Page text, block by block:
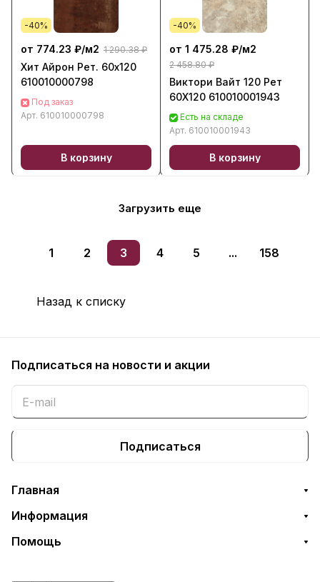
-40%
от 774.23 ₽/м2 1 290.38 ₽
Хит Айрон Рет. 60х120
610010000798
Под заказ
Арт. 610010000798
В корзину
-40%
от 1 475.28 ₽/м2
2 458.80 ₽
Виктори Вайт 120 Рет
60X120 610010001943
Есть на складе
Арт. 610010001943
В корзину
Загрузить еще
1 2 3 4 5 ... 158
Назад к списку
Подписаться на новости и акции
Подписаться
Главная
Информация
Помощь